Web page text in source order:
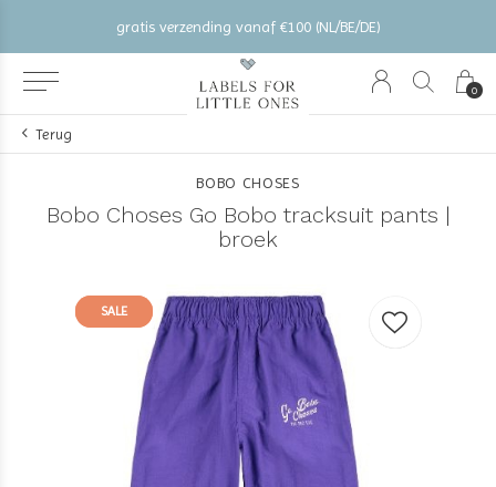
0
gratis verzending vanaf €100 (NL/BE/DE)
Terug
BOBO CHOSES
Bobo Choses Go Bobo tracksuit pants |
broek
SALE
SALE